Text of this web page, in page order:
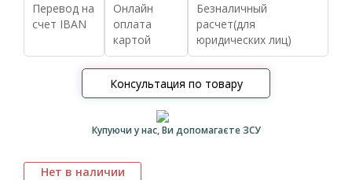
Перевод на
счет IBAN
Онлайн
оплата
картой
Безналичный
расчет(для
юридических лиц)
Консультация по товару
Купуючи у нас, Ви допомагаєте ЗСУ
Нет в наличии